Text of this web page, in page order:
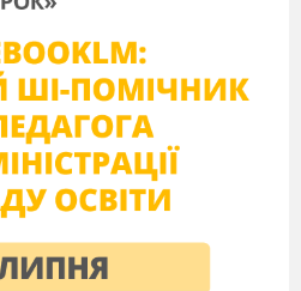
01.02.2024
зі
05.02.2024